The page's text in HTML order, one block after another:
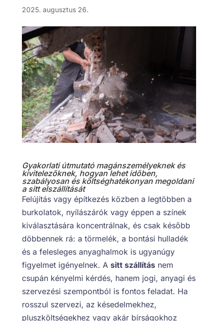
2025. augusztus 26.
Gyakorlati útmutató magánszemélyeknek és
kivitelezőknek, hogyan lehet időben,
szabályosan és költséghatékonyan megoldani
a sitt elszállítását
Felújítás vagy építkezés közben a legtöbben a
burkolatok, nyílászárók vagy éppen a színek
kiválasztására koncentrálnak, és csak később
döbbennek rá: a törmelék, a bontási hulladék
és a felesleges anyaghalmok is ugyanúgy
figyelmet igényelnek. A sitt szállításnem
csupán kényelmi kérdés, hanem jogi, anyagi és
szervezési szempontból is fontos feladat. Ha
rosszul szervezi, az késedelmekhez,
pluszköltségekhez vagy akár bírságokhoz